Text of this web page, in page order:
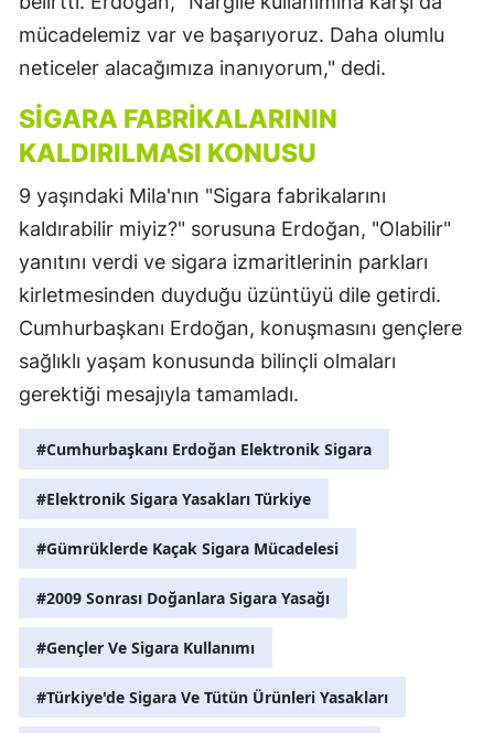
mücadelemiz var ve başarıyoruz. Daha olumlu
neticeler alacağımıza inanıyorum," dedi.
SIGARA FABRIKALARININ
KALDIRILMASI KONUSU
9 yaşındaki Mila'nın "Sigara fabrikalarını
kaldırabilir miyiz?" sorusuna Erdoğan, "Olabilir"
yanıtını verdi ve sigara izmaritlerinin parkları
kirletmesinden duyduğu üzüntüyü dile getirdi.
Cumhurbaşkanı Erdoğan, konuşmasını gençlere
sağlıklı yaşam konusunda bilinçli olmaları
gerektiği mesajıyla tamamladı.
#Cumhurbaşkanı Erdoğan Elektronik Sigara
#Elektronik Sigara Yasakları Türkiye
#Gümrüklerde Kaçak Sigara Mücadelesi
#2009 Sonrası Doğanlara Sigara Yasağı
#Gençler Ve Sigara Kullanımı
#Türkiye'de Sigara Ve Tütün Ürünleri Yasakları